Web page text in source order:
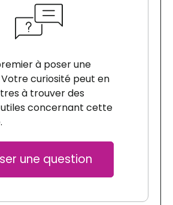
à poser une
curiosité peut en
à trouver des
concernant cette
une question